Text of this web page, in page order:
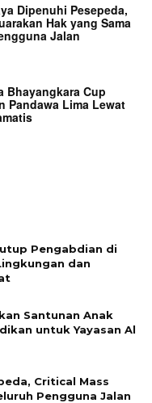
Dipenuhi Pesepeda,
Hak yang Sama
Jalan
Bhayangkara Cup
Pandawa Lima Lewat
Pengabdian di
dan
Santunan Anak
untuk Yayasan Al
Critical Mass
Pengguna Jalan